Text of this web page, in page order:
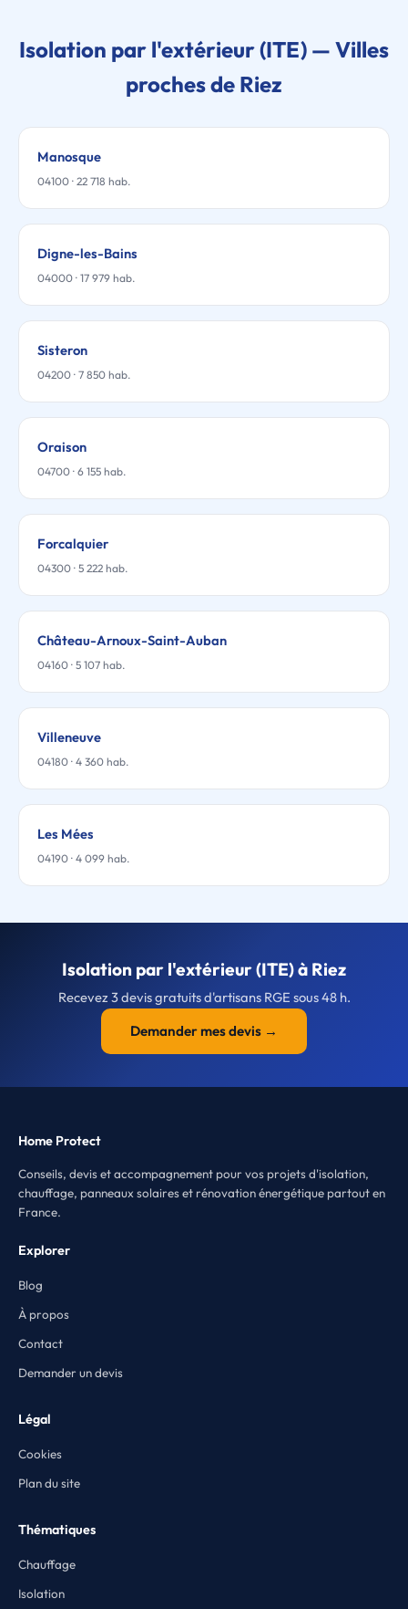
Isolation par l'extérieur (ITE) — Villes
proches de Riez
Manosque
04100 · 22 718 hab.
Digne-les-Bains
04000 · 17 979 hab.
Sisteron
04200 · 7 850 hab.
Oraison
04700 · 6 155 hab.
Forcalquier
04300 · 5 222 hab.
Château-Arnoux-Saint-Auban
04160 · 5 107 hab.
Villeneuve
04180 · 4 360 hab.
Les Mées
04190 · 4 099 hab.
Isolation par l'extérieur (ITE) à Riez
Recevez 3 devis gratuits d'artisans RGE sous 48 h.
Demander mes devis →
Home Protect
Conseils, devis et accompagnement pour vos projets d'isolation,
chauffage, panneaux solaires et rénovation énergétique partout en
France.
Explorer
Blog
À propos
Contact
Demander un devis
Légal
Cookies
Plan du site
Thématiques
Chauffage
Isolation